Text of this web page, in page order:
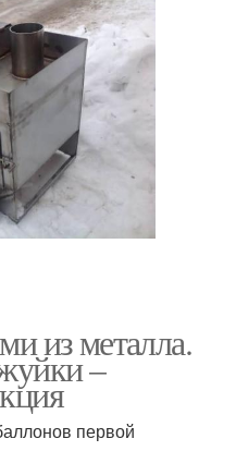
из металла.
–
первой